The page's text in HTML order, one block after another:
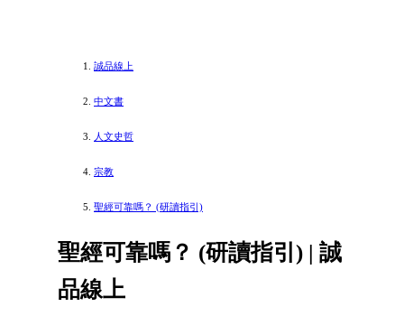
誠品線上
中文書
人文史哲
宗教
聖經可靠嗎？ (研讀指引)
聖經可靠嗎？ (研讀指引) | 誠
品線上